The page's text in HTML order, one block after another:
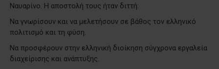
Ναυαρίνο. Η αποστολή τους ήταν διττή:
Να γνωρίσουν και να μελετήσουν σε βάθος τον ελληνικό
πολιτισμό και τη φύση.
Να προσφέρουν στην ελληνική διοίκηση σύγχρονα εργαλεία
διαχείρισης και ανάπτυξης.